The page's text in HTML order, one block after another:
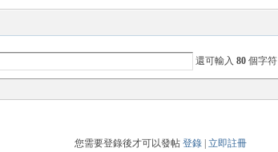
還可輸入 80 個字符
您需要登錄後才可以發帖 登錄| 立即註冊